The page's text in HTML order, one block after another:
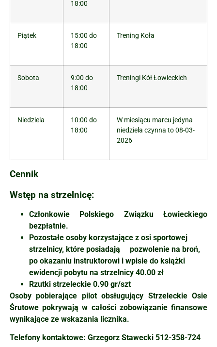
18:00
Piątek
15:00 do
18:00
Trening Koła
Sobota
9:00 do
18:00
Treningi Kół Łowieckich
Niedziela
10:00 do
18:00
W miesiącu marcu jedyna
niedziela czynna to 08-03-
2026
Cennik
Wstęp na strzelnicę:
Członkowie Polskiego Związku Łowieckiego
bezpłatnie.
Pozostałe osoby korzystające z osi sportowej
strzelnicy, które posiadają pozwolenie na broń,
po okazaniu instruktorowi i wpisie do książki
ewidencji pobytu na strzelnicy 40.00 zł
Rzutki strzeleckie 0.90 gr/szt
Osoby pobierające pilot obsługujący Strzeleckie Osie
Śrutowe pokrywają w całości zobowiązanie finansowe
wynikające ze wskazania licznika.
Telefony kontaktowe: Grzegorz Stawecki 512-358-724